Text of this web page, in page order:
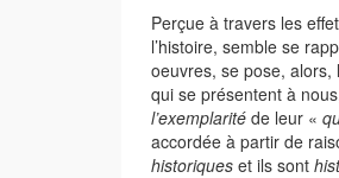
Perçue à travers les
l’histoire, semble se
oeuvres, se pose,
qui se présentent à
l’exemplarité de leur «
accordée à partir de
historiques et ils sont